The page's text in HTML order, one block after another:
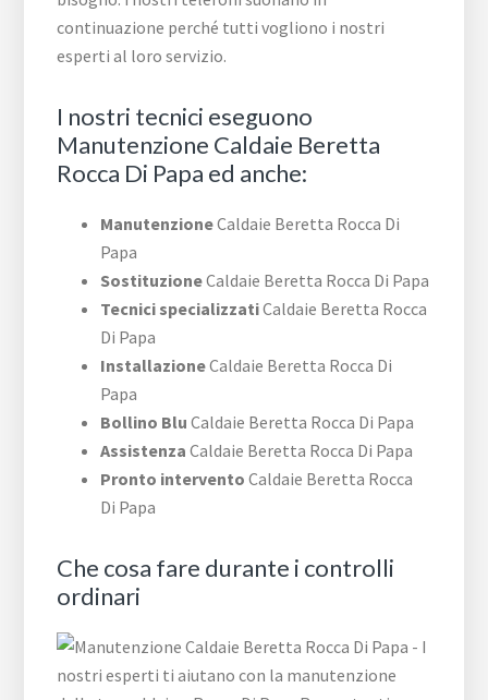
continuazione perché tutti vogliono i nostri
esperti al loro servizio.
I nostri tecnici eseguono
Manutenzione Caldaie Beretta
Rocca Di Papa ed anche:
ManutenzioneCaldaie Beretta Rocca Di
Papa
SostituzioneCaldaie Beretta Rocca Di Papa
Tecnici specializzatiCaldaie Beretta Rocca
Di Papa
InstallazioneCaldaie Beretta Rocca Di
Papa
Bollino Blu Caldaie Beretta Rocca Di Papa
Assistenza Caldaie Beretta Rocca Di Papa
Pronto intervento Caldaie Beretta Rocca
Di Papa
Che cosa fare durante i controlli
ordinari